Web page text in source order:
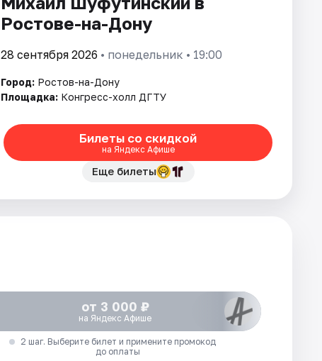
Ростове-на-Дону
28 сентября 2026 • понедельник • 19:00
Город: Ростов-на-Дону
Площадка: Конгресс-холл ДГТУ
Билеты со скидкой
на Яндекс Афише
Еще билеты
от 3 000 ₽
на Яндекс Афише
2 шаг. Выберите билет и примените промокод
до оплаты